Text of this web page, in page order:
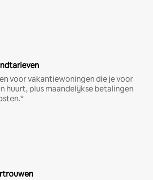
voor vakantiewoningen die je voor
huurt, plus maandelijkse betalingen